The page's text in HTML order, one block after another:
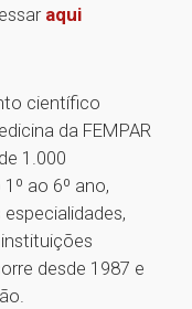
aqui
científico
da FEMPAR
1.000
ao 6º ano,
desde 1987 e